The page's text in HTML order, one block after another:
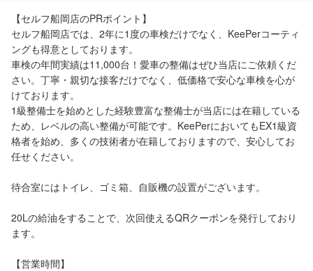
【セルフ船岡店のPRポイント】
セルフ船岡店では、2年に1度の車検だけでなく、KeePerコーティ
ングも得意としております。
車検の年間実績は11,000台！愛車の整備はぜひ当店にご依頼くだ
さい。丁寧・親切な接客だけでなく、低価格で安心な車検を心が
けております。
1級整備士を始めとした経験豊富な整備士が当店には在籍している
ため、レベルの高い整備が可能です。KeePerにおいてもEX1級資
格者を始め、多くの技術者が在籍しておりますので、安心してお
任せください。
待合室にはトイレ、ゴミ箱、自販機の設置がございます。
20Lの給油をすることで、次回使えるQRクーポンを発行しており
ます。
【営業時間】